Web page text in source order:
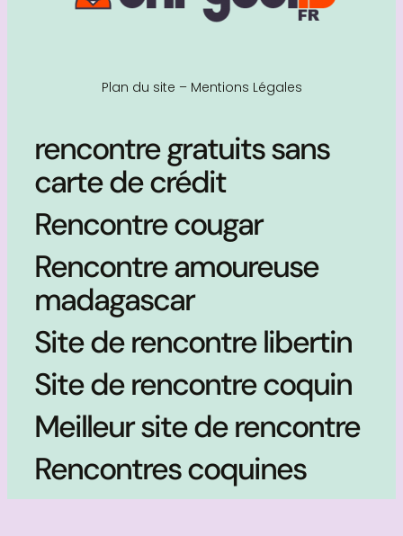
Plan du site – Mentions Légales
rencontre gratuits sans
carte de crédit
Rencontre cougar
Rencontre amoureuse
madagascar
Site de rencontre libertin
Site de rencontre coquin
Meilleur site de rencontre
Rencontres coquines